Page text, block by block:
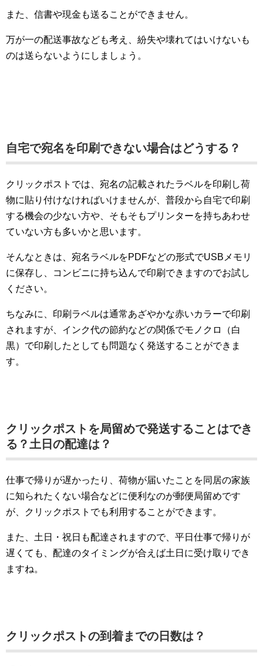
また、信書や現金も送ることができません。
万が一の配送事故なども考え、紛失や壊れてはいけないも
のは送らないようにしましょう。
自宅で宛名を印刷できない場合はどうする？
クリックポストでは、宛名の記載されたラベルを印刷し荷
物に貼り付けなければいけませんが、普段から自宅で印刷
する機会の少ない方や、そもそもプリンターを持ちあわせ
ていない方も多いかと思います。
そんなときは、宛名ラベルをPDFなどの形式でUSBメモリ
に保存し、コンビニに持ち込んで印刷できますのでお試し
ください。
ちなみに、印刷ラベルは通常あざやかな赤いカラーで印刷
されますが、インク代の節約などの関係でモノクロ（白
黒）で印刷したとしても問題なく発送することができま
す。
クリックポストを局留めで発送することはでき
る？土日の配達は？
仕事で帰りが遅かったり、荷物が届いたことを同居の家族
に知られたくない場合などに便利なのが郵便局留めです
が、クリックポストでも利用することができます。
また、土日・祝日も配達されますので、平日仕事で帰りが
遅くても、配達のタイミングが合えば土日に受け取りでき
ますね。
クリックポストの到着までの日数は？